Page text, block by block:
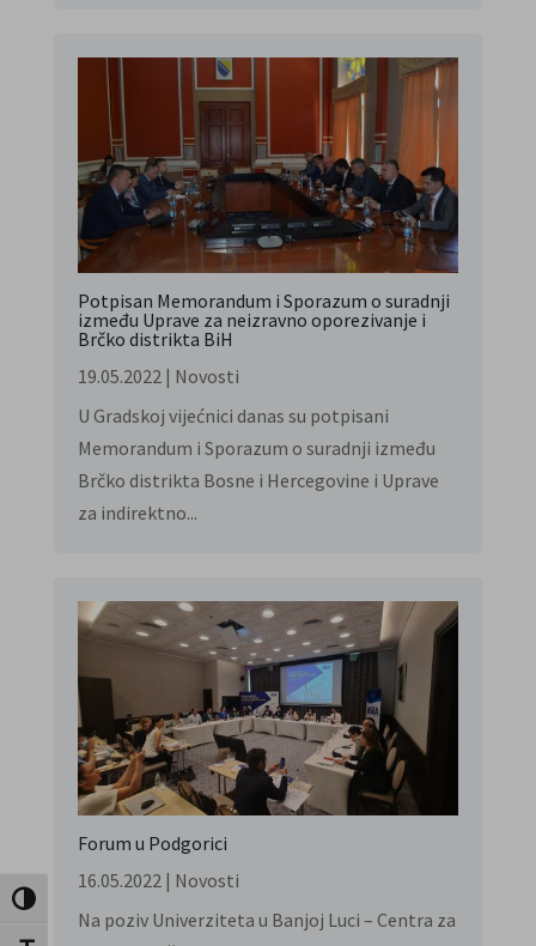
Toggle High Contrast
Potpisan Memorandum i Sporazum o suradnji
između Uprave za neizravno oporezivanje i
Brčko distrikta BiH
19.05.2022 | Novosti
U Gradskoj vijećnici danas su potpisani
Memorandum i Sporazum o suradnji između
Brčko distrikta Bosne i Hercegovine i Uprave
za indirektno...
Forum u Podgorici
16.05.2022 | Novosti
Na poziv Univerziteta u Banjoj Luci – Centra za